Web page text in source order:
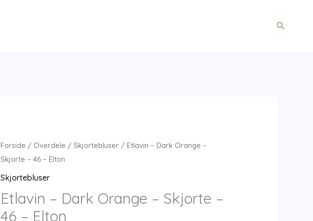
Søg
Forside / Overdele / Skjortebluser / Etlavin – Dark Orange –
Skjorte – 46 – Elton
Skjortebluser
Etlavin – Dark Orange – Skjorte –
46 – Elton